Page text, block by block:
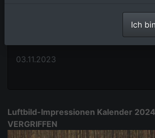
03.11.2023
Luftbild-Impressionen Kalender
VERGRIFFEN
Ich